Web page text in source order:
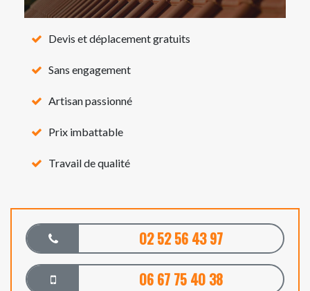
Devis et déplacement gratuits
Sans engagement
Artisan passionné
Prix imbattable
Travail de qualité
02 52 56 43 97
06 67 75 40 38